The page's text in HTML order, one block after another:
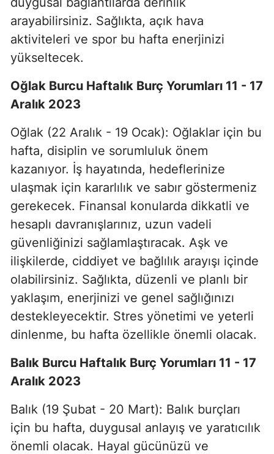
arayabilirsiniz. Sağlıkta, açık hava
aktiviteleri ve spor bu hafta enerjinizi
yükseltecek.
Oğlak Burcu Haftalık Burç Yorumları 11 - 17
Aralık 2023
Oğlak (22 Aralık - 19 Ocak): Oğlaklar için bu
hafta, disiplin ve sorumluluk önem
kazanıyor. İş hayatında, hedeflerinize
ulaşmak için kararlılık ve sabır göstermeniz
gerekecek. Finansal konularda dikkatli ve
hesaplı davranışlarınız, uzun vadeli
güvenliğinizi sağlamlaştıracak. Aşk ve
ilişkilerde, ciddiyet ve bağlılık arayışı içinde
olabilirsiniz. Sağlıkta, düzenli ve planlı bir
yaklaşım, enerjinizi ve genel sağlığınızı
destekleyecektir. Stres yönetimi ve yeterli
dinlenme, bu hafta özellikle önemli olacak.
Balık Burcu Haftalık Burç Yorumları 11 - 17
Aralık 2023
Balık (19 Şubat - 20 Mart): Balık burçları
için bu hafta, duygusal anlayış ve yaratıcılık
önemli olacak. Hayal gücünüzü ve